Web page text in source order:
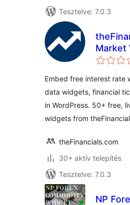
Tesztelve: 7.0.3
Market
Embed free interest rate
data widgets, financial
in WordPress. 50+ free,
widgets from
theFinancials.com
30+ aktív telepítés
Tesztelve: 7.0.3
NP